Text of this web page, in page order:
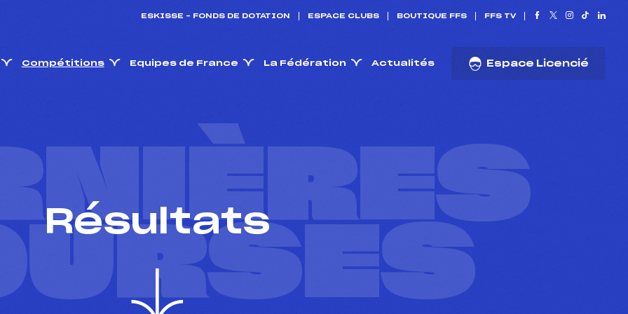
ESKISSE – FONDS DE DOTATION ESPACE CLUBS BOUTIQUE FFS FFS TV
Compétitions Equipes de France La Fédération Actualités Espace Licencié
Résultats